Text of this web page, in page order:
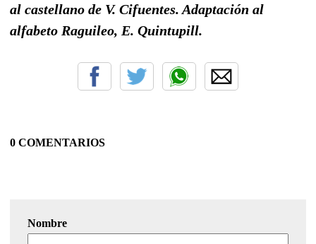
al castellano de V. Cifuentes. Adaptación al
alfabeto Raguileo, E. Quintupill.
0 COMENTARIOS
Nombre